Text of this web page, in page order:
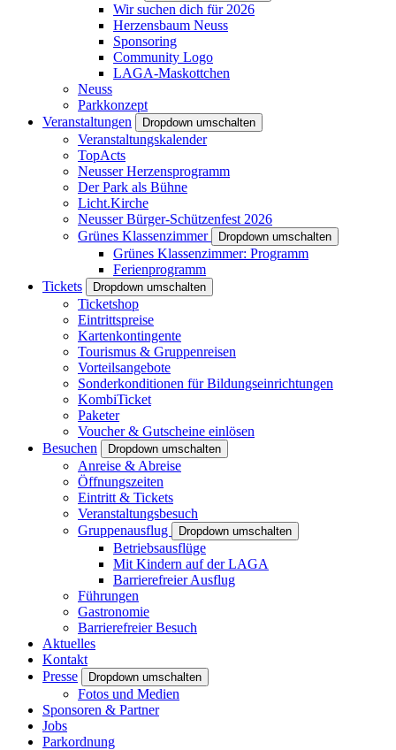
Wir suchen dich für 2026
Herzensbaum Neuss
Sponsoring
Community Logo
LAGA-Maskottchen
Neuss
Parkkonzept
Veranstaltungen
Dropdown umschalten
Veranstaltungskalender
TopActs
Neusser Herzensprogramm
Der Park als Bühne
Licht.Kirche
Neusser Bürger-Schützenfest 2026
Grünes Klassenzimmer
Dropdown umschalten
Grünes Klassenzimmer: Programm
Ferienprogramm
Tickets
Dropdown umschalten
Ticketshop
Eintrittspreise
Kartenkontingente
Tourismus & Gruppenreisen
Vorteilsangebote
Sonderkonditionen für Bildungseinrichtungen
KombiTicket
Paketer
Voucher & Gutscheine einlösen
Besuchen
Dropdown umschalten
Anreise & Abreise
Öffnungszeiten
Eintritt & Tickets
Veranstaltungsbesuch
Gruppenausflug
Dropdown umschalten
Betriebsausflüge
Mit Kindern auf der LAGA
Barrierefreier Ausflug
Führungen
Gastronomie
Barrierefreier Besuch
Aktuelles
Kontakt
Presse
Dropdown umschalten
Fotos und Medien
Sponsoren & Partner
Jobs
Parkordnung